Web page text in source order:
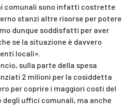
comunali sono infatti costrette
stanzi altre risorse per potere
dunque soddisfatti per aver
se la situazione è davvero
locali».
sulla parte della spesa
2 milioni per la cosiddetta
per coprire i maggiori costi del
uffici comunali, ma anche